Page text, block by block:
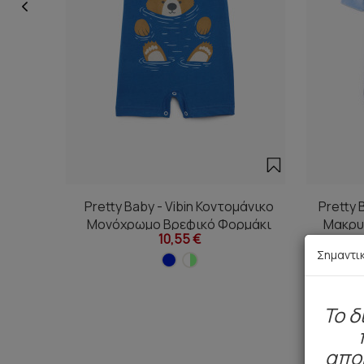
Pretty Baby - Vibin Κοντομάνικο
Μονόχρωμο Βρεφικό Φορμάκι
Εξώρουχο
10,55 €
Pretty
To